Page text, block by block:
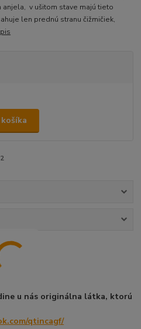
anjela, v ušitom stave majú tieto
len prednú stranu čižmičiek,
u nás originálna látka, ktorú
qtincagf/